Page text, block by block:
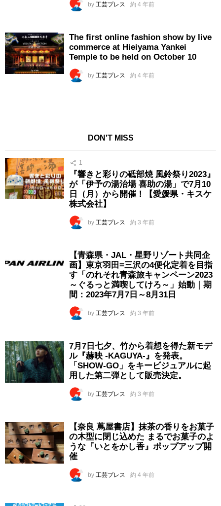
by 工芸プレス 約 4 年前
The first online fashion show by live
commerce at Hieiyama Yankei
Temple to be held on October 10
by 工芸プレス 約 4 年前
DON'T MISS
1
『響きと彩りの砥部焼 風鈴祭り2023』
が「伊予の湯治場 喜助の湯」で7月10
日（月）から開催！【愛媛県・キスケ
株式会社】
by 工芸プレス 約 3 年前
【青森県・JAL・星野リゾート共同企
画】東京羽田=三沢の4便化定着を目指
す「のれそれ青森旅キャンペーン2023
～ぐるっと満喫してけろ～」始動｜期
間：2023年7月7日～8月31日
by 工芸プレス 約 3 年前
7月7日七夕、竹から着想を得た新モデ
ル『赫映 -KAGUYA-』を発表。
「SHOW-GO」をキービジュアルに起
用した第二弾として販売決定。
by 工芸プレス 約 3 年前
【奈良 蔦屋書店】抹茶の香りをお菓子
の木型に閉じ込めた まるでお菓子のよ
うな『いとをかし香』ポップアップ開
催
by 工芸プレス 約 4 年前